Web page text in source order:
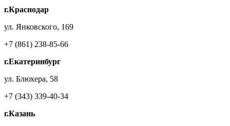
г.Краснодар
ул. Янковского, 169
+7 (861) 238-85-66
г.Екатеринбург
ул. Блюхера, 58
+7 (343) 339-40-34
г.Казань